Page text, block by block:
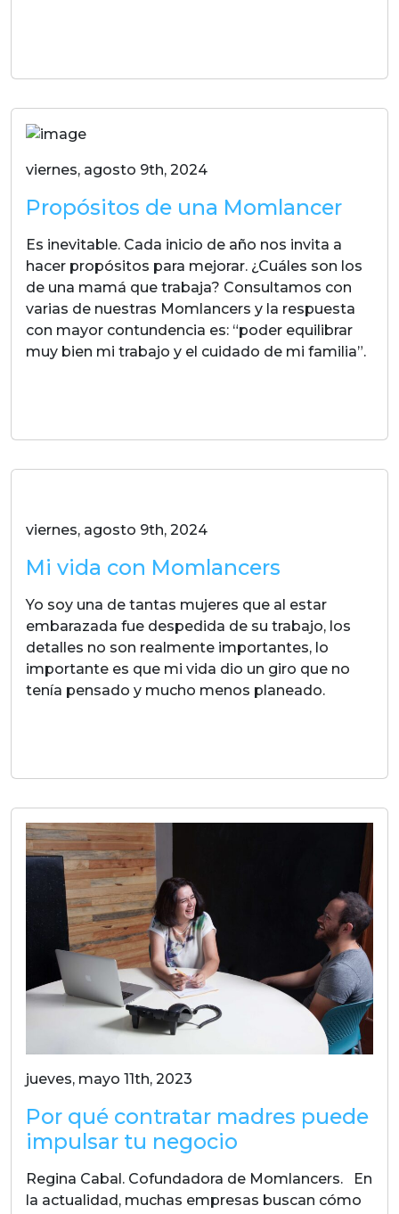
viernes, agosto 9th, 2024
Propósitos de una Momlancer
Es inevitable. Cada inicio de año nos invita a
hacer propósitos para mejorar. ¿Cuáles son los
de una mamá que trabaja? Consultamos con
varias de nuestras Momlancers y la respuesta
con mayor contundencia es: “poder equilibrar
muy bien mi trabajo y el cuidado de mi familia”.
viernes, agosto 9th, 2024
Mi vida con Momlancers
Yo soy una de tantas mujeres que al estar
embarazada fue despedida de su trabajo, los
detalles no son realmente importantes, lo
importante es que mi vida dio un giro que no
tenía pensado y mucho menos planeado.
jueves, mayo 11th, 2023
Por qué contratar madres puede
impulsar tu negocio
Regina Cabal. Cofundadora de Momlancers. En
la actualidad, muchas empresas buscan cómo